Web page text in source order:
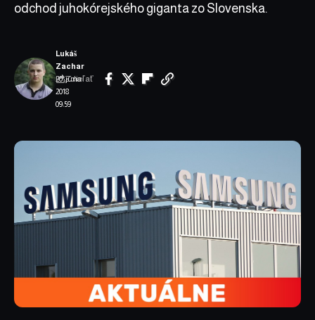
odchod juhokórejského giganta zo Slovenska.
20. júna
2018
09:59
Lukáš
Zachar
Zdieľať